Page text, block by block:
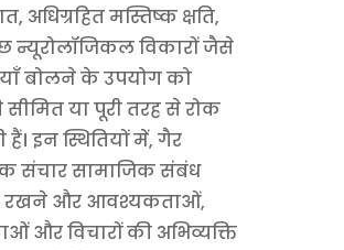
अधिग्रहित मस्तिष्क क्षति,
न्यूरोलॉजिकल विकारों जैसे
बोलने के उपयोग को
या पूरी तरह से रोक
इन स्थितियों में, गैर
संचार सामाजिक संबंध
रखने और आवश्यकताओं,
और विचारों की अभिव्यक्ति